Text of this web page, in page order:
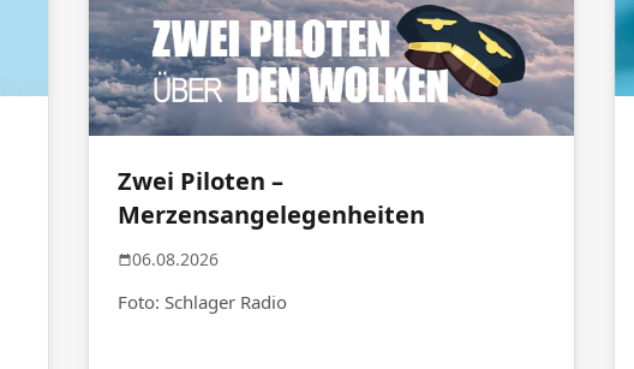
Zwei Piloten –
Merzensangelegenheiten
06.08.2026
Foto: Schlager Radio